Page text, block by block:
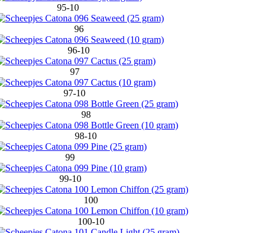
95-10
96
96-10
97
97-10
98
98-10
99
99-10
100
100-10